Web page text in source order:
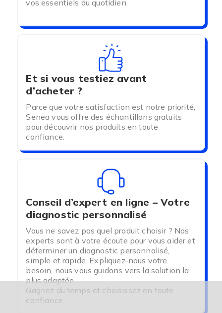
boxers ou shorty pour faire une rotation dans vos
MONTRE VIBRANTE
POUR ENFANT
La montre vibrante Rodger permet de
programmer jusqu'à8 alarmes par jour.
En vibrant, la montre va permettre de rappeler à
- Rappeler à l'enfant de prendre le bus
- Montre de rappel pour prendre les
médicaments
- Montre réveil vibrante
vos essentiels du quotidien.
Et si vous testiez avant
d’acheter ?
Parce que votre satisfaction est notre priorité,
Senea vous offre des échantillons gratuits
pour découvrir nos produits en toute
confiance.
Conseil d’expert en ligne – Votre
diagnostic personnalisé
Vous ne savez pas quel produit choisir ? Nos
experts sont à votre écoute pour vous aider et
déterminer un diagnostic personnalisé,
simple et rapide. Expliquez-nous votre
besoin, nous vous guidons vers la solution la
plus adaptée.
Gagnez du temps et choisissez en toute
confiance.